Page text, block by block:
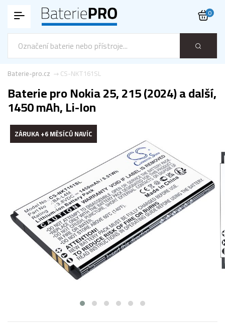
0
CS-NKT161SL
Baterie-pro.cz
Baterie pro Nokia 25, 215 (2024) a další,
1450 mAh, Li-Ion
ZÁRUKA +6 MĚSÍCŮ NAVÍC